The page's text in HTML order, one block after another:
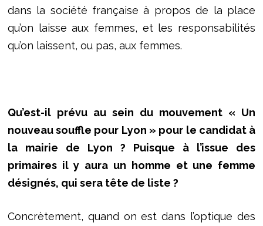
dans la société française à propos de la place
qu’on laisse aux femmes, et les responsabilités
qu’on laissent, ou pas, aux femmes.
Qu’est-il prévu au sein du mouvement « Un
nouveau souffle pour Lyon » pour le candidat à
la mairie de Lyon ? Puisque à l’issue des
primaires il y aura un homme et une femme
désignés, qui sera tête de liste ?
Concrètement, quand on est dans l’optique des